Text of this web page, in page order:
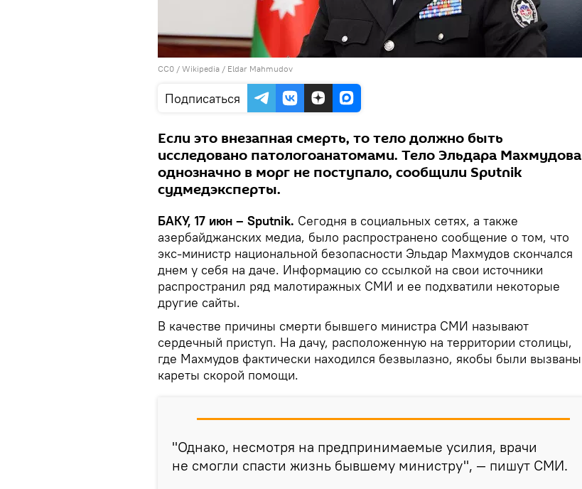
CC0 / Wikipedia / Eldar Mahmudov
Подписаться
Если это внезапная смерть, то тело должно быть
исследовано патологоанатомами. Тело Эльдара Махмудова
однозначно в морг не поступало, сообщили Sputnik
судмедэксперты.
БАКУ, 17 июн – Sputnik. Сегодня в социальных сетях, а также
азербайджанских медиа, было распространено сообщение о том, что
экс-министр национальной безопасности Эльдар Махмудов скончался
днем у себя на даче. Информацию со ссылкой на свои источники
распространил ряд малотиражных СМИ и ее подхватили некоторые
другие сайты.
В качестве причины смерти бывшего министра СМИ называют
сердечный приступ. На дачу, расположенную на территории столицы,
где Махмудов фактически находился безвылазно, якобы были вызваны
кареты скорой помощи.
"Однако, несмотря на предпринимаемые усилия, врачи
не смогли спасти жизнь бывшему министру", — пишут СМИ.